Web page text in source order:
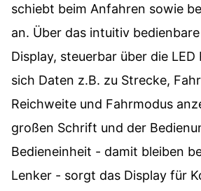
schiebt beim Anfahren sowie
an. Über das intuitiv
Display, steuerbar über die LED
sich Daten z.B. zu Strecke,
Reichweite und Fahrmodus
großen Schrift und der
Bedieneinheit - damit bleiben
Lenker - sorgt das Display für